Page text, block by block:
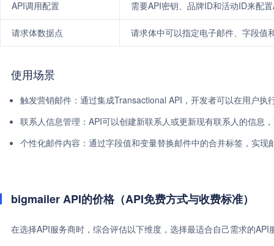
API调用配置 需要API密钥、品牌ID和活动ID来配
请求体数据点 请求体中可以指定电子邮件、字段值
使用场景
触发营销邮件：通过集成Transactional API，开发者可以在用户执
联系人信息管理：API可以创建新联系人或更新现有联系人的信息
个性化邮件内容：通过字段值和变量替换邮件中的合并标签，实现
bigmailer API的价格（API免费方式与收费标准）
在选择API服务商时，综合评估以下维度，选择最适合自己需求的